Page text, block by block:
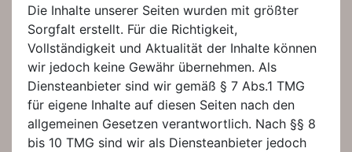
Die Inhalte unserer Seiten wurden mit größter
Sorgfalt erstellt. Für die Richtigkeit,
Vollständigkeit und Aktualität der Inhalte können
wir jedoch keine Gewähr übernehmen. Als
Diensteanbieter sind wir gemäß § 7 Abs.1 TMG
für eigene Inhalte auf diesen Seiten nach den
allgemeinen Gesetzen verantwortlich. Nach §§ 8
bis 10 TMG sind wir als Diensteanbieter jedoch